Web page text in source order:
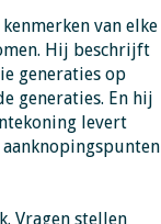
van elke
Hij beschrijft
generaties op
generaties. En hij
levert
Vragen stellen